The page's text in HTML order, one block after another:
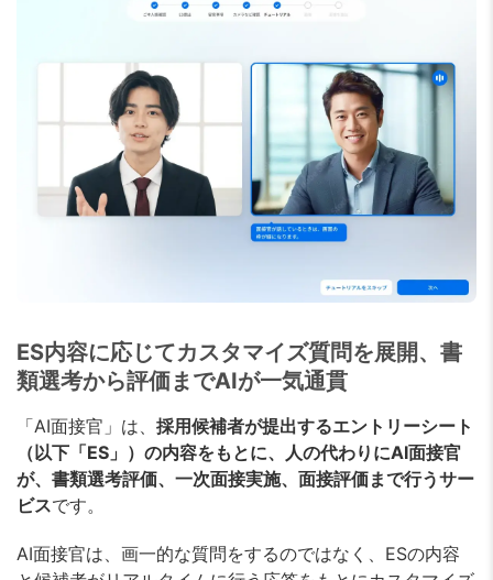
ES内容に応じてカスタマイズ質問を展開、書
類選考から評価までAIが一気通貫
「AI面接官」は、 採用候補者が提出するエントリーシート
（以下「ES」）の内容をもとに、人の代わりにAI面接官
が、書類選考評価、一次面接実施、面接評価まで行うサー
ビスです。
AI面接官は、画一的な質問をするのではなく、ESの内容